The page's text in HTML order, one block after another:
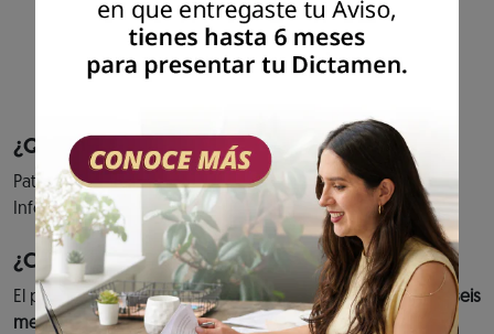
cumplimiento de tus aportaciones al fondo
de vivienda y entero de descuentos para
amortización de créditos.
¿Quiénes pueden acceder al servicio?
Patrones que hayan presentado el aviso de Dictamen
Infonavit.
¿Cuándo debes cumplir?
El plazo para presentar elDictamen Infonavit es de hasta seis
meses contados a partir de la fecha de presentación del